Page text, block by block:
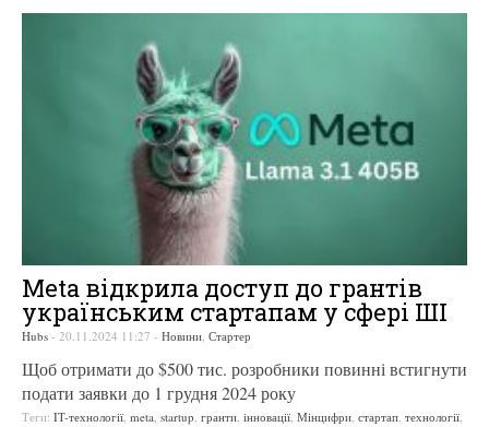
Meta відкрила доступ до грантів
українським стартапам у сфері ШІ
Hubs - 20.11.2024 11:27 - Новини Стартер
Щоб отримати до $500 тис. розробники повинні встигнути
подати заявки до 1 грудня 2024 року
Теги: IT-технології meta startup гранти інновації Мінцифри стартап технології